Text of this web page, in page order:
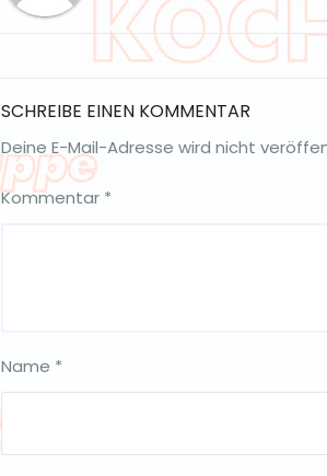
SCHREIBE EINEN KOMMENTAR
Deine E-Mail-Adresse wird nicht
Kommentar *
Name *